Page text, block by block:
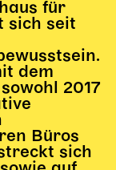
für
sich seit
dem
2017
Büros
sich